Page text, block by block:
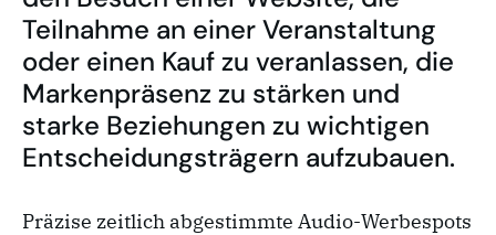
Teilnahme an einer Veranstaltung
oder einen Kauf zu veranlassen, die
Markenpräsenz zu stärken und
starke Beziehungen zu wichtigen
Entscheidungsträgern aufzubauen.
Präzise zeitlich abgestimmte Audio-Werbespots